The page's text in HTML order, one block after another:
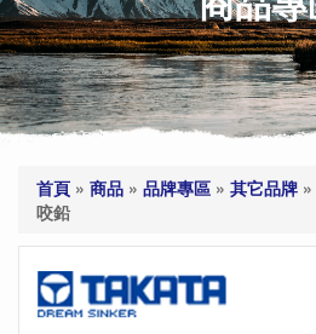
首頁 » 商品 » 品牌專區 » 其它品牌 »
咬鉛